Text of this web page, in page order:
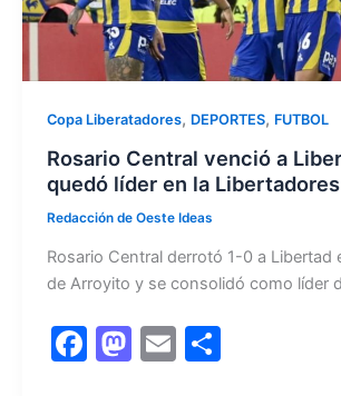
Copa Liberatadores, DEPORTES, FUTBOL
Rosario Central venció a
quedó líder en la Libertadores
Redacción de Oeste Ideas
Rosario Central derrotó 1-0 a Libertad
de Arroyito y se consolidó como líder
F M E C